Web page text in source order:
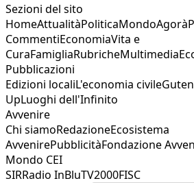
Sezioni del sito
HomeAttualitàPoliticaMondoAgorà
CommentiEconomiaVita e
CuraFamigliaRubricheMultimedia
Pubblicazioni
Edizioni localiL'economia civile
UpLuoghi dell'Infinito
Avvenire
Chi siamoRedazioneEcosistema
AvvenirePubblicitàFondazione
Mondo CEI
SIRRadio InBluTV2000FISC